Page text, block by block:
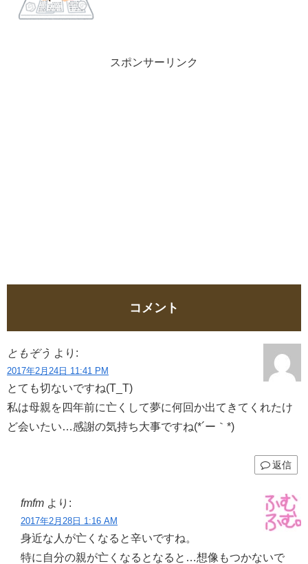
スポンサーリンク
コメント
ともぞう より:
2017年2月24日 11:41 PM
とても切ないですね(T_T)
私は母親を四年前に亡くして夢に何回か出てきてくれたけ
ど会いたい…感謝の気持ち大事ですね(*´ー｀*)
返信
fmfm より:
2017年2月28日 1:16 AM
身近な人が亡くなると辛いですね。
特に自分の親が亡くなるとなると…想像もつかないで